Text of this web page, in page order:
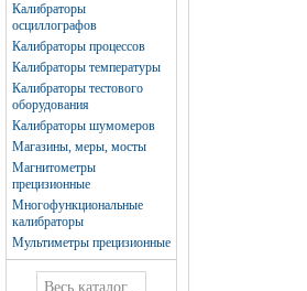
Калибраторы
осциллографов
Калибраторы процессов
Калибраторы температуры
Калибраторы тестового
оборудования
Калибраторы шумомеров
Магазины, меры, мосты
Магнитометры
прецизионные
Многофункциональные
калибраторы
Мультиметры прецизионные